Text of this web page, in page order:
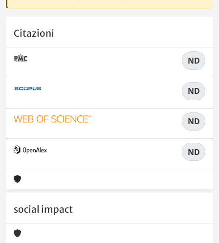
Citazioni
ND
ND
ND
ND
social impact